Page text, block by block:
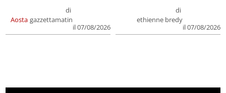
Aosta
di
gazzettamatin
il 07/08/2026
di
ethienne bredy
il 07/08/2026